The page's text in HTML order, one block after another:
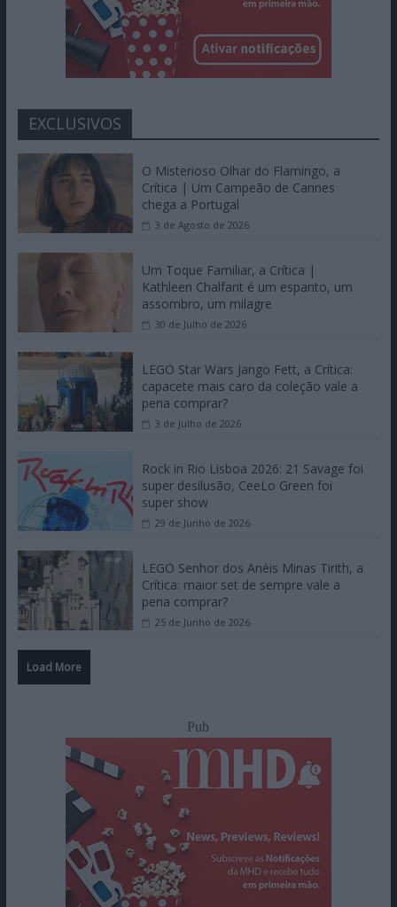
EXCLUSIVOS
O Misterioso Olhar do Flamingo, a
Crítica | Um Campeão de Cannes
chega a Portugal
3 de Agosto de 2026
Um Toque Familiar, a Crítica |
Kathleen Chalfant é um espanto, um
assombro, um milagre
30 de Julho de 2026
LEGO Star Wars Jango Fett, a Crítica:
capacete mais caro da coleção vale a
pena comprar?
3 de Julho de 2026
Rock in Rio Lisboa 2026: 21 Savage foi
super desilusão, CeeLo Green foi
super show
29 de Junho de 2026
LEGO Senhor dos Anéis Minas Tirith, a
Crítica: maior set de sempre vale a
pena comprar?
25 de Junho de 2026
Load More
Pub